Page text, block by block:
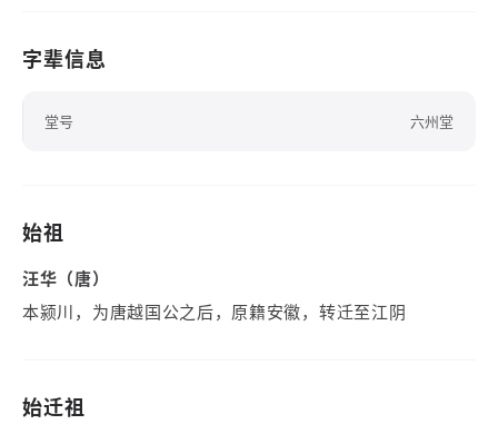
字辈信息
堂号 六州堂
始祖
汪华（唐）
本颍川，为唐越国公之后，原籍安徽，转迁至江阴
始迁祖